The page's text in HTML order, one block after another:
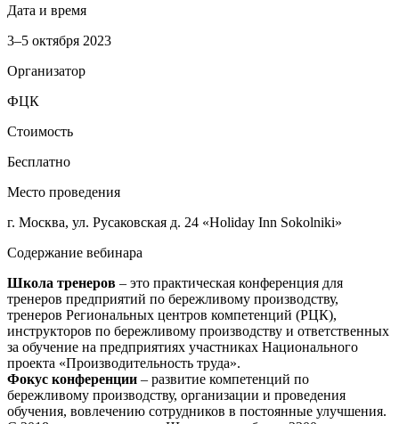
Дата и время
3–5 октября 2023
Организатор
ФЦК
Стоимость
Бесплатно
Место проведения
г. Москва, ул. Русаковская д. 24 «Holiday Inn Sokolniki»
Содержание вебинара
Школа тренеров – это практическая конференция для
тренеров предприятий по бережливому производству,
тренеров Региональных центров компетенций (РЦК),
инструкторов по бережливому производству и ответственных
за обучение на предприятиях участниках Национального
проекта «Производительность труда».
Фокус конференции – развитие компетенций по
бережливому производству, организации и проведения
обучения, вовлечению сотрудников в постоянные улучшения.